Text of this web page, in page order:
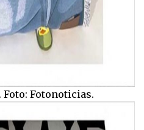
Foto: Fotonoticias.